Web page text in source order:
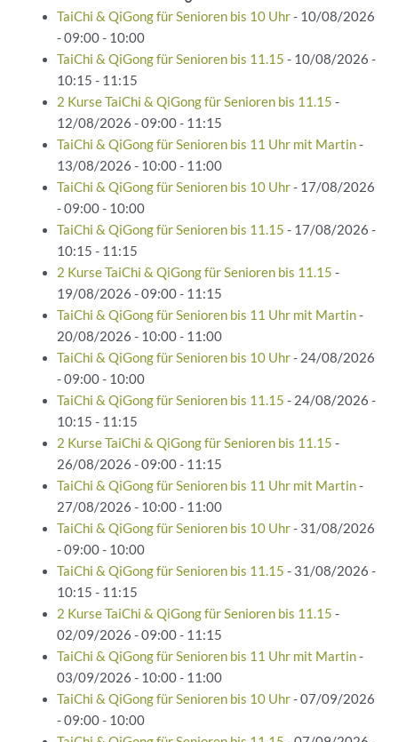
TaiChi & QiGong für Senioren bis 10 Uhr- 10/08/2026
- 09:00 - 10:00
TaiChi & QiGong für Senioren bis 11.15 - 10/08/2026 -
10:15 - 11:15
2 Kurse TaiChi & QiGong für Senioren bis 11.15 -
12/08/2026 - 09:00 - 11:15
TaiChi & QiGong für Senioren bis 11 Uhr mit Martin-
13/08/2026 - 10:00 - 11:00
TaiChi & QiGong für Senioren bis 10 Uhr- 17/08/2026
- 09:00 - 10:00
TaiChi & QiGong für Senioren bis 11.15 - 17/08/2026 -
10:15 - 11:15
2 Kurse TaiChi & QiGong für Senioren bis 11.15 -
19/08/2026 - 09:00 - 11:15
TaiChi & QiGong für Senioren bis 11 Uhr mit Martin-
20/08/2026 - 10:00 - 11:00
TaiChi & QiGong für Senioren bis 10 Uhr- 24/08/2026
- 09:00 - 10:00
TaiChi & QiGong für Senioren bis 11.15 - 24/08/2026 -
10:15 - 11:15
2 Kurse TaiChi & QiGong für Senioren bis 11.15 -
26/08/2026 - 09:00 - 11:15
TaiChi & QiGong für Senioren bis 11 Uhr mit Martin-
27/08/2026 - 10:00 - 11:00
TaiChi & QiGong für Senioren bis 10 Uhr- 31/08/2026
- 09:00 - 10:00
TaiChi & QiGong für Senioren bis 11.15 - 31/08/2026 -
10:15 - 11:15
2 Kurse TaiChi & QiGong für Senioren bis 11.15 -
02/09/2026 - 09:00 - 11:15
TaiChi & QiGong für Senioren bis 11 Uhr mit Martin-
03/09/2026 - 10:00 - 11:00
TaiChi & QiGong für Senioren bis 10 Uhr- 07/09/2026
- 09:00 - 10:00